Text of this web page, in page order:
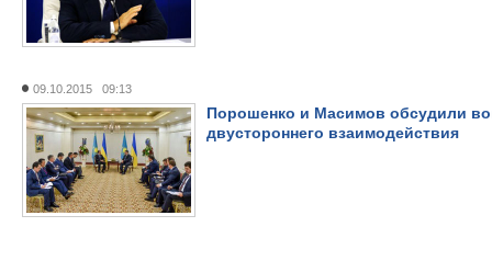
09.10.2015 09:13
Порошенко и Масимов обсудили
двустороннего взаимодействия